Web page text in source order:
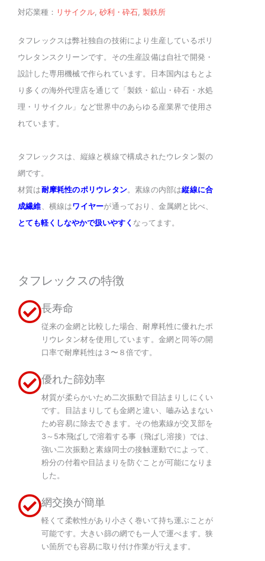
対応業種： リサイクル 砂利・砕石 製鉄所
タフレックスは弊社独自の技術により生産しているポリ
ウレタンスクリーンです。その生産設備は自社で開発・
設計した専用機械で作られています。日本国内はもとよ
り多くの海外代理店を通じて「製鉄・鉱山・砕石・水処
理・リサイクル」など世界中のあらゆる産業界で使用さ
れています。
タフレックスは、縦線と横線で構成されたウレタン製の
網です。
材質は耐摩耗性のポリウレタン。素線の内部は縦線に合
成繊維 、横線はワイヤーが通っており、金属網と比べ、
とても軽くしなやかで扱いやすく なってます。
タフレックスの特徴
長寿命
従来の金網と比較した場合、耐摩耗性に優れたポ
リウレタン材を使用しています。金網と同等の開
口率で耐摩耗性は３〜８倍です。
優れた篩効率
材質が柔らかいため二次振動で目詰まりしにくい
です。目詰まりしても金網と違い、嚙み込まない
ため容易に除去できます。その他素線が交叉部を
3～5本飛ばしで溶着する事（飛ばし溶接）では、
強い二次振動と素線同士の接触運動でによって、
粉分の付着や目詰まりを防ぐことが可能になりま
した。
網交換が簡単
軽くて柔軟性があり小さく巻いて持ち運ぶことが
可能です。大きい篩の網でも一人で運べます。狭
い箇所でも容易に取り付け作業が行えます。